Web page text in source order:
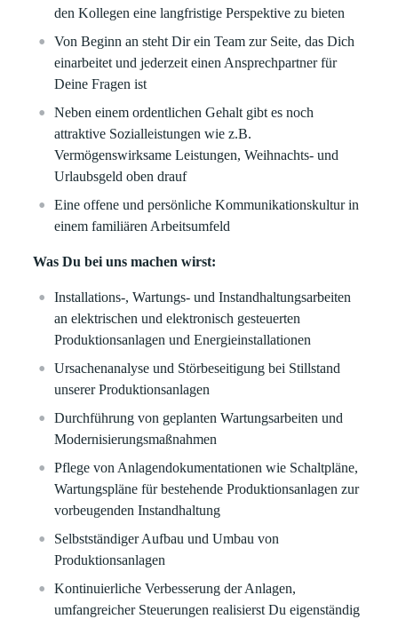
den Kollegen eine langfristige Perspektive zu bieten
Von Beginn an steht Dir ein Team zur Seite, das Dich
einarbeitet und jederzeit einen Ansprechpartner für
Deine Fragen ist
Neben einem ordentlichen Gehalt gibt es noch
attraktive Sozialleistungen wie z.B.
Vermögenswirksame Leistungen, Weihnachts- und
Urlaubsgeld oben drauf
Eine offene und persönliche Kommunikationskultur in
einem familiären Arbeitsumfeld
Was Du bei uns machen wirst:
Installations-, Wartungs- und Instandhaltungsarbeiten
an elektrischen und elektronisch gesteuerten
Produktionsanlagen und Energieinstallationen
Ursachenanalyse und Störbeseitigung bei Stillstand
unserer Produktionsanlagen
Durchführung von geplanten Wartungsarbeiten und
Modernisierungsmaßnahmen
Pflege von Anlagendokumentationen wie Schaltpläne,
Wartungspläne für bestehende Produktionsanlagen zur
vorbeugenden Instandhaltung
Selbstständiger Aufbau und Umbau von
Produktionsanlagen
Kontinuierliche Verbesserung der Anlagen,
umfangreicher Steuerungen realisierst Du eigenständig